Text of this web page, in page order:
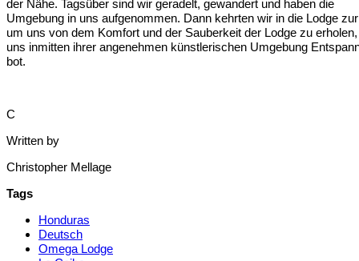
der Nähe. Tagsüber sind wir geradelt, gewandert und haben die
Umgebung in uns aufgenommen. Dann kehrten wir in die Lodge
um uns von dem Komfort und der Sauberkeit der Lodge zu
uns inmitten ihrer angenehmen künstlerischen Umgebung
bot.
C
Written by
Christopher Mellage
Tags
Honduras
Deutsch
Omega Lodge